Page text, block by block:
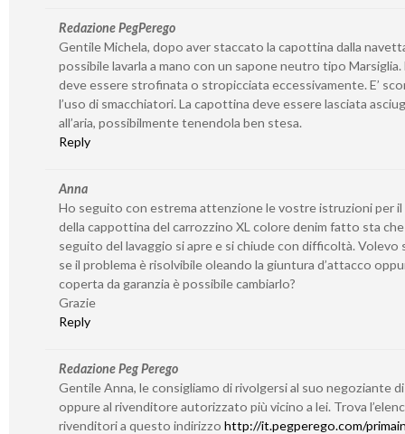
Redazione PegPerego
Gentile Michela, dopo aver staccato la capottina dalla
possibile lavarla a mano con un sapone neutro tipo Marsiglia.
deve essere strofinata o stropicciata eccessivamente. E’
l’uso di smacchiatori. La capottina deve essere lasciata
all’aria, possibilmente tenendola ben stesa.
Reply
Anna
Ho seguito con estrema attenzione le vostre istruzioni per il
della cappottina del carrozzino XL colore denim fatto sta che
seguito del lavaggio si apre e si chiude con difficoltà. Volevo
se il problema è risolvibile oleando la giuntura d’attacco
coperta da garanzia è possibile cambiarlo?
Grazie
Reply
Redazione Peg Perego
Gentile Anna, le consigliamo di rivolgersi al suo negoziante
oppure al rivenditore autorizzato più vicino a lei. Trova
rivenditori a questo indirizzo http://it.pegperego.com/